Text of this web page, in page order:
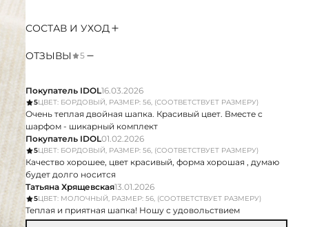
СОСТАВ И УХОД
ОТЗЫВЫ 5
Покупатель IDOL16.03.2026
5ЦВЕТ: БОРДОВЫЙ, РАЗМЕР: 56, (СООТВЕТСТВУЕТ РАЗМЕРУ)
Очень теплая двойная шапка. Красивый цвет. Вместе с
шарфом - шикарный комплект
Покупатель IDOL01.02.2026
5ЦВЕТ: БОРДОВЫЙ, РАЗМЕР: 56, (СООТВЕТСТВУЕТ РАЗМЕРУ)
Качество хорошее, цвет красивый, форма хорошая , думаю
будет долго носится
Татьяна Хрящевская13.01.2026
5ЦВЕТ: МОЛОЧНЫЙ, РАЗМЕР: 56, (СООТВЕТСТВУЕТ РАЗМЕРУ)
Теплая и приятная шапка! Ношу с удовольствием